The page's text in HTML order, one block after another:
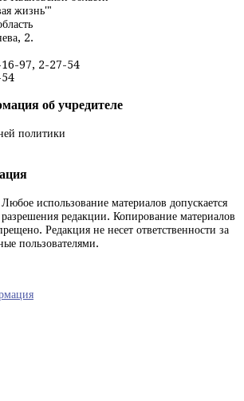
жизнь'"
2.
97, 2-27-54
об учредителе
политики
использование материалов допускается
редакции. Копирование материалов
Редакция не несет ответственности за
пользователями.